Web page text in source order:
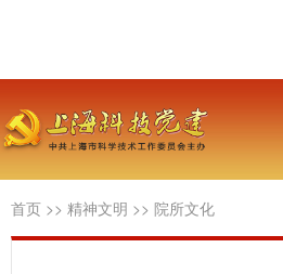
首页 >> 精神文明 >> 院所文化